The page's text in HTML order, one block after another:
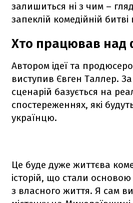
залишиться ні з чим –
запеклій комедійній битві
Хто працював над
Автором ідеї та
виступив Євген Таллер.
сценарій базується на
спостереженнях, які
українцю.
Це буде дуже життєва
історій, що стали
з власного життя. Я сам